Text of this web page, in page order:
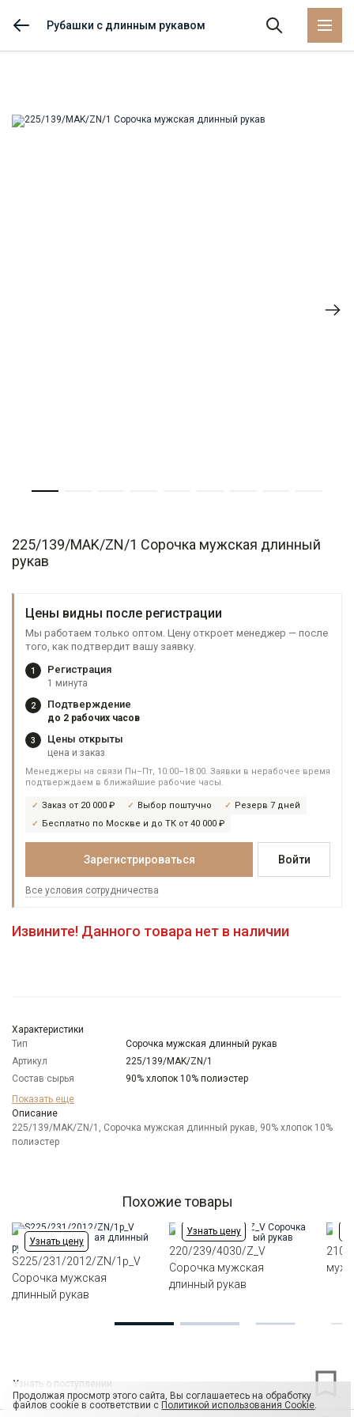
Рубашки с длинным рукавом
225/139/MAK/ZN/1 Сорочка мужская длинный
рукав
Цены видны после регистрации
Мы работаем только оптом. Цену откроет менеджер — после
того, как подтвердит вашу заявку.
1 Регистрация
1 минута
2 Подтверждение
до 2 рабочих часов
3 Цены открыты
цена и заказ
Менеджеры на связи Пн–Пт, 10:00–18:00. Заявки в нерабочее время
подтверждаем в ближайшие рабочие часы.
Заказ от 20 000 ₽ Выбор поштучно
Резерв 7 дней
Бесплатно по Москве и до ТК от 40 000 ₽
Зарегистрироваться Войти
Все условия сотрудничества
Извините! Данного товара нет в наличии
Характеристики
Тип
Сорочка мужская длинный рукав
Артикул
225/139/MAK/ZN/1
Состав сырья
90% хлопок 10% полиэстер
Бренд
Модель
Цвет
Голубой
Отделка
классический закругленный на пуговицах 6 см
Силуэт
Прилегающий силуэт / Super Slim fit
Показать еще
Описание
225/139/MAK/ZN/1, Сорочка мужская длинный рукав, 90% хлопок 10%
полиэстер
Похожие товары
Узнать цену
S225/231/2012/ZN/1p_V
Сорочка мужская
длинный рукав
Узнать цену
220/239/4030/Z_V
Сорочка мужская
длинный рукав
210/
Узнать о поступлении
Продолжая просмотр этого сайта, Вы соглашаетесь на обработку
файлов cookie в соответствии с Политикой использования Cookie.